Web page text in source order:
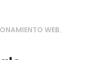
WEB,